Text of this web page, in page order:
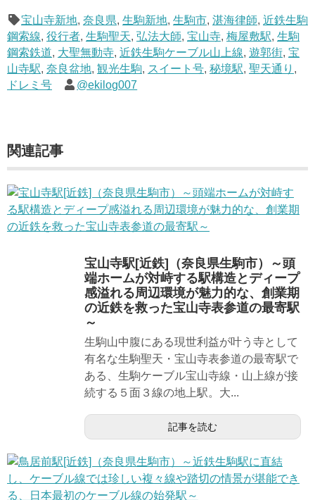
宝山寺新地, 奈良県, 生駒新地, 生駒市, 湛海律師, 近鉄生駒
鋼索線, 役行者, 生駒聖天, 弘法大師, 宝山寺, 梅屋敷駅, 生駒
鋼索鉄道, 大聖無動寺, 近鉄生駒ケーブル山上線, 遊郭街, 宝
山寺駅, 奈良盆地, 観光生駒, スイート号, 秘境駅, 聖天通り ,
ドレミ号
@ekilog007
関連記事
宝山寺駅[近鉄]（奈良県生駒市）～頭
端ホームが対峙する駅構造とディープ
感溢れる周辺環境が魅力的な、創業期
の近鉄を救った宝山寺表参道の最寄駅
～
生駒山中腹にある現世利益が叶う寺として
有名な生駒聖天・宝山寺表参道の最寄駅で
ある、生駒ケーブル宝山寺線・山上線が接
続する５面３線の地上駅。大...
記事を読む